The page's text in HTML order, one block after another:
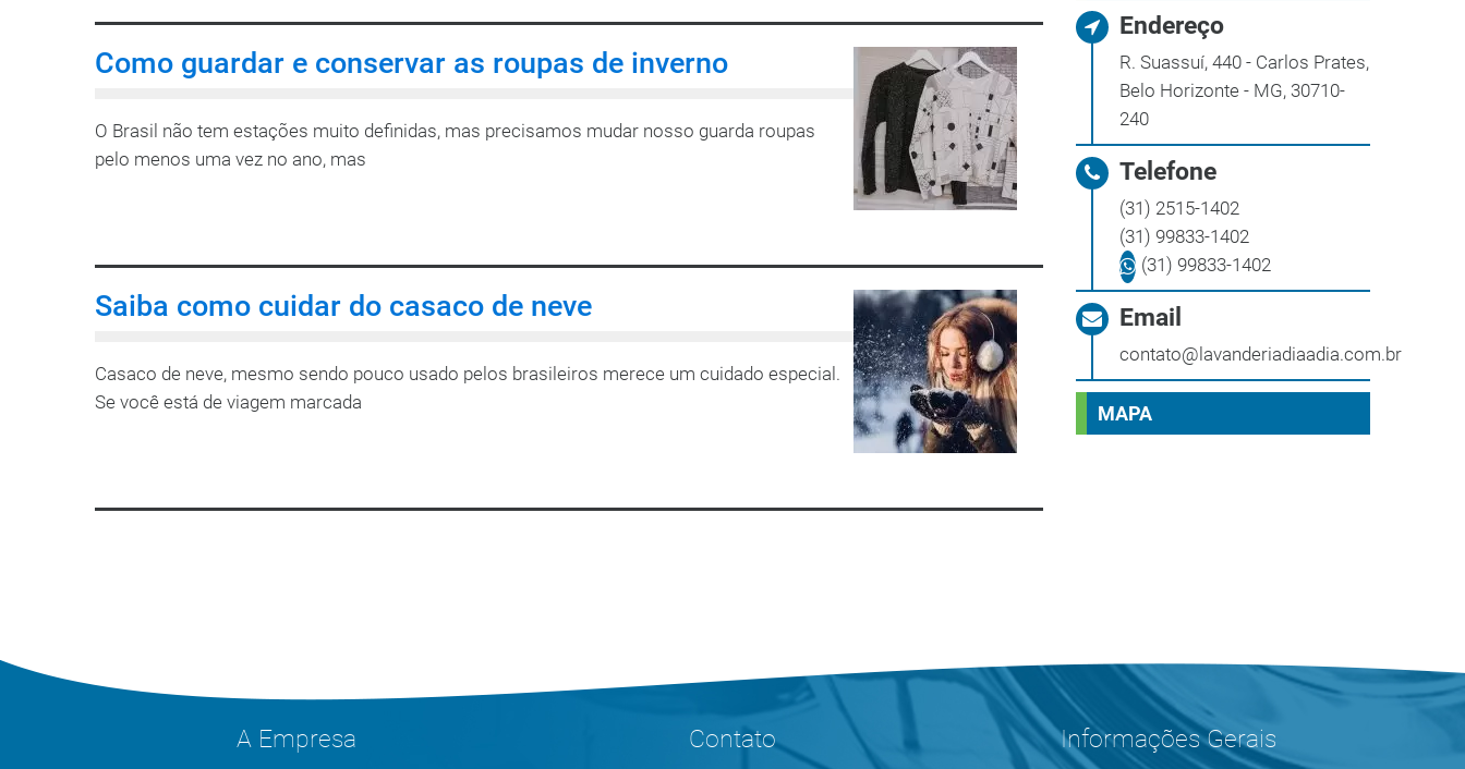
Como guardar e conservar as roupas de inverno
O Brasil não tem estações muito definidas, mas precisamos mudar nosso guarda roupas
pelo menos uma vez no ano, mas
Saiba como cuidar do casaco de neve
Casaco de neve, mesmo sendo pouco usado pelos brasileiros merece um cuidado especial.
Se você está de viagem marcada
Endereço
R. Suassuí, 440 - Carlos Prates,
Belo Horizonte - MG, 30710-
240
Telefone
(31) 2515-1402
(31) 99833-1402
(31) 99833-1402
Email
contato@lavanderiadiaadia.com.br
MAPA
A Empresa Contato Informações Gerais